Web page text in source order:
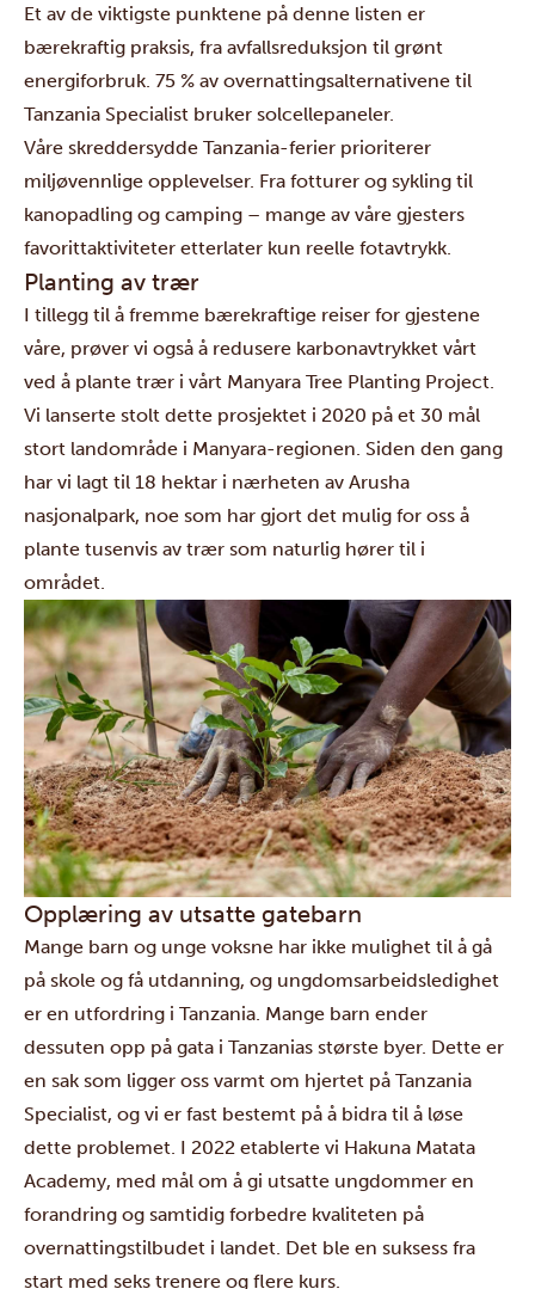
Et av de viktigste punktene på denne listen er
bærekraftig praksis, fra avfallsreduksjon til grønt
energiforbruk. 75 % av overnattingsalternativene til
Tanzania Specialist bruker solcellepaneler.
Våre skreddersydde Tanzania-ferier prioriterer
miljøvennlige opplevelser. Fra fotturer og sykling til
kanopadling og camping – mange av våre gjesters
favorittaktiviteter etterlater kun reelle fotavtrykk.
Planting av trær
I tillegg til å fremme bærekraftige reiser for gjestene
våre, prøver vi også å redusere karbonavtrykket vårt
ved å plante trær i vårt Manyara Tree Planting Project.
Vi lanserte stolt dette prosjektet i 2020 på et 30 mål
stort landområde i Manyara-regionen. Siden den gang
har vi lagt til 18 hektar i nærheten av Arusha
nasjonalpark, noe som har gjort det mulig for oss å
plante tusenvis av trær som naturlig hører til i
området.
Opplæring av utsatte gatebarn
Mange barn og unge voksne har ikke mulighet til å gå
på skole og få utdanning, og ungdomsarbeidsledighet
er en utfordring i Tanzania. Mange barn ender
dessuten opp på gata i Tanzanias største byer. Dette er
en sak som ligger oss varmt om hjertet på Tanzania
Specialist, og vi er fast bestemt på å bidra til å løse
dette problemet. I 2022 etablerte vi Hakuna Matata
Academy, med mål om å gi utsatte ungdommer en
forandring og samtidig forbedre kvaliteten på
overnattingstilbudet i landet. Det ble en suksess fra
start med seks trenere og flere kurs.